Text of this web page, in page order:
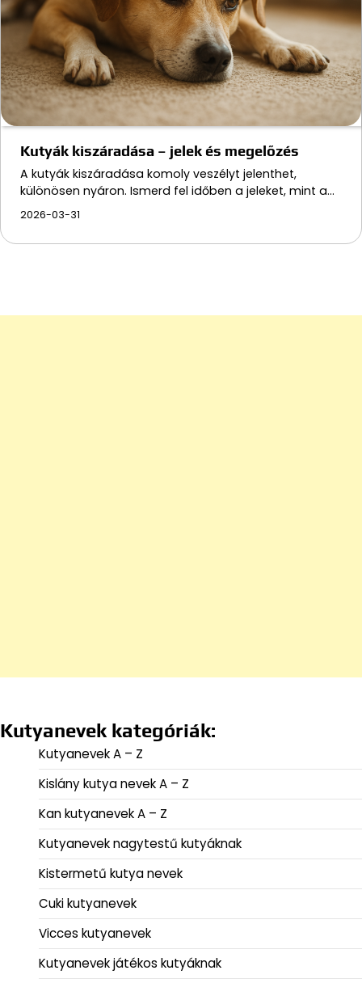
Kutyák kiszáradása – jelek és megelőzés
A kutyák kiszáradása komoly veszélyt jelenthet,
különösen nyáron. Ismerd fel időben a jeleket, mint a…
2026-03-31
Kutyanevek kategóriák:
Kutyanevek A – Z
Kislány kutya nevek A – Z
Kan kutyanevek A – Z
Kutyanevek nagytestű kutyáknak
Kistermetű kutya nevek
Cuki kutyanevek
Vicces kutyanevek
Kutyanevek játékos kutyáknak